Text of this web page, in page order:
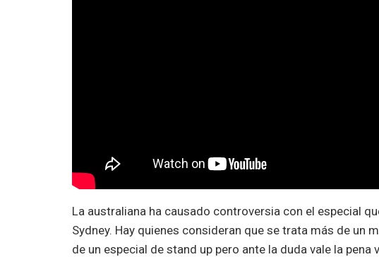
La australiana ha causado controversia con el especial
Sydney. Hay quienes consideran que se trata más de un
de un especial de stand up pero ante la duda vale la pena